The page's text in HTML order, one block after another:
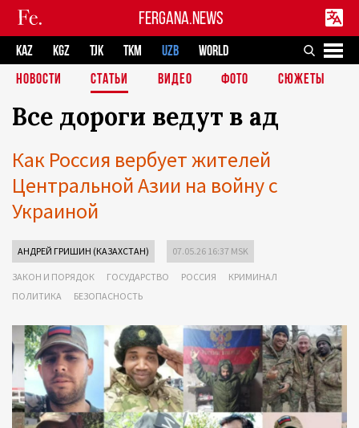
FERGANA.NEWS
KAZ KGZ TJK TKM UZB
WORLD
НОВОСТИ
СТАТЬИ ВИДЕО ФОТО СЮЖЕТЫ
Все дороги ведут в ад
Как Россия вербует жителей
Центральной Азии на войну с
Украиной
АНДРЕЙ ГРИШИН (КАЗАХСТАН) 07.05.26 16:37 MSK
ЗАКОН И ПОРЯДОК ГОСУДАРСТВО РОССИЯ
КРИМИНАЛ
ПОЛИТИКА
БЕЗОПАСНОСТЬ